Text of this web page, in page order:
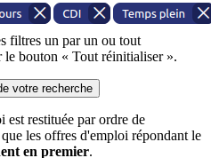
filtres un par un ou tout
bouton « Tout réinitialiser ».
votre recherche
est restituée par ordre de
les offres d'emploi répondant le
en premier.